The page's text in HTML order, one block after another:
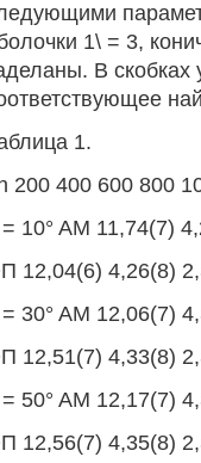
1\ = 3,
В скобках
1.
200 400 600 800
10° AM 11,74(7)
12,04(6) 4,26(8)
30° AM 12,06(7)
12,51(7) 4,33(8)
50° AM 12,17(7)
12,56(7) 4,35(8)